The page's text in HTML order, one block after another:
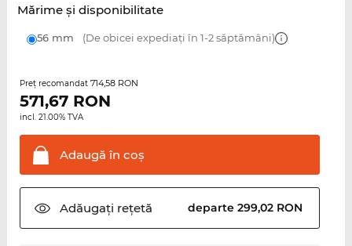
Mărime şi disponibilitate
56 mm (De obicei expediați în 1-2 săptămâni)
Preţ recomandat 714,58 RON
571,67RON
incl. 21.00% TVA
Adaugă în coş
Adăugați rețetă departe 299,02 RON